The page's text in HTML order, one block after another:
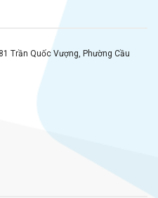
Trần Quốc Vượng, Phường Cầu